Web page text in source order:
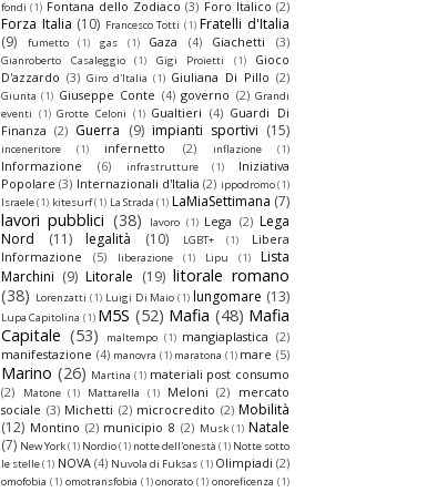
fondi (1) Fontana dello Zodiaco (3) Foro Italico (2)
Forza Italia (10) Francesco Totti (1) Fratelli d'Italia
(9)
fumetto (1) gas (1) Gaza (4) Giachetti (3)
Gianroberto Casaleggio (1) Gigi Proietti (1)
Gioco
D'azzardo (3) Giro d'Italia (1) Giuliana Di Pillo (2)
Giunta (1) Giuseppe Conte (4) governo (2) Grandi
eventi (1) Grotte Celoni (1) Gualtieri (4) Guardi Di
Finanza (2) Guerra (9) impianti sportivi (15)
inceneritore (1) infernetto (2) inflazione (1)
Informazione (6) infrastrutture (1)
Iniziativa
Popolare (3) Internazionali d'Italia (2) ippodromo(1)
Israele(1) kitesurf(1) La Strada (1) LaMiaSettimana (7)
lavori pubblici (38) lavoro (1) Lega (2) Lega
Nord
(11) legalità (10) LGBT+ (1)
Libera
Informazione
(5) liberazione (1) Lipu (1)
Lista
Marchini (9) Litorale (19) litorale romano
(38) Lorenzatti (1) Luigi Di Maio (1) lungomare (13)
Lupa Capitolina (1) M5S (52) Mafia (48) Mafia
Capitale (53) maltempo (1) mangiaplastica (2)
manifestazione (4) manovra (1) maratona (1) mare (5)
Marino (26) Martina (1) materiali post consumo
(2)
Matone (1) Mattarella (1) Meloni (2) mercato
sociale (3) Michetti (2) microcredito (2) Mobilità
(12) Montino (2) municipio 8 (2) Musk (1) Natale
(7) New York(1) Nordio(1) notte dell'onestà (1) Notte sotto
le stelle(1) NOVA (4) Nuvola di Fuksas (1) Olimpiadi (2)
omofobia (1) omotransfobia (1) onorato (1) onoreficenza (1)